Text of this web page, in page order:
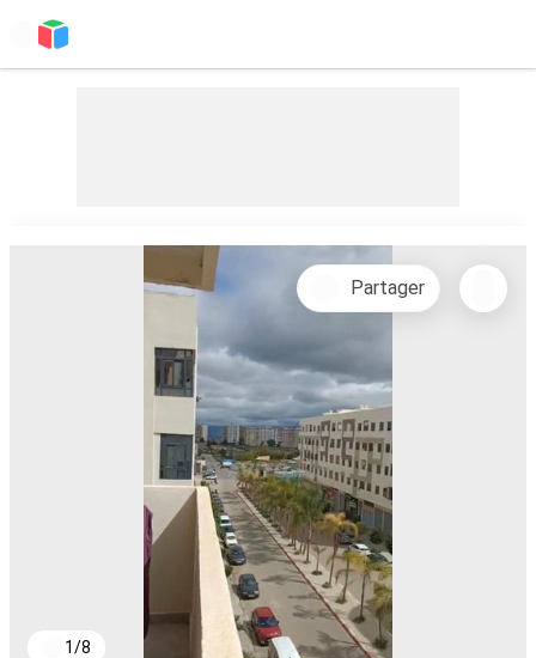
1/8
Partager